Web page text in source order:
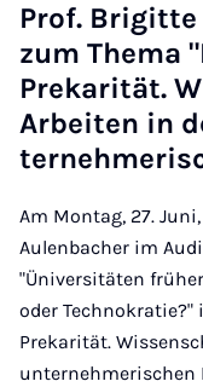
Prof.
zum Thema
Prekarität.
Arbeiten in
Am Montag, 27.
Aulenbacher im
"Üniversitäten
oder
Prekarität.
unternehmerischen